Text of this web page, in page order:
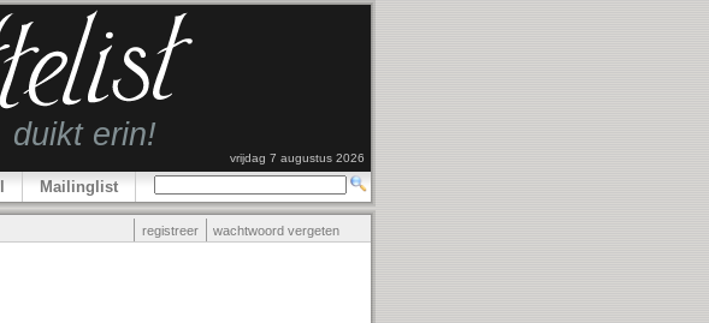
vrijdag 7 augustus 2026
Mailinglist
registreer wachtwoord vergeten